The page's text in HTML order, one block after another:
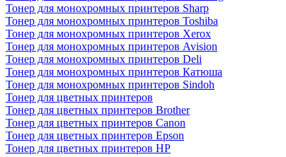
Тонер для монохромных принтеров Sharp
Тонер для монохромных принтеров Toshiba
Тонер для монохромных принтеров Xerox
Тонер для монохромных принтеров Avision
Тонер для монохромных принтеров Deli
Тонер для монохромных принтеров Катюша
Тонер для монохромных принтеров Sindoh
Тонер для цветных принтеров
Тонер для цветных принтеров Brother
Тонер для цветных принтеров Canon
Тонер для цветных принтеров Epson
Тонер для цветных принтеров HP